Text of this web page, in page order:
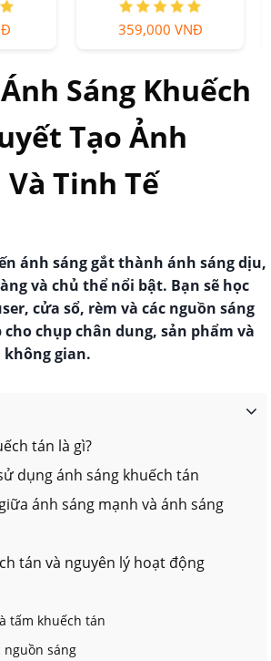
359,000 VNĐ
Sáng Khuếch
Tạo Ảnh
Tinh Tế
ánh sáng gắt thành ánh sáng dịu,
và chủ thể nổi bật. Bạn sẽ học
cửa sổ, rèm và các nguồn sáng
chụp chân dung, sản phẩm và
gian.
tán là gì?
dụng ánh sáng khuếch tán
ánh sáng mạnh và ánh sáng
tán và nguyên lý hoạt động
tấm khuếch tán
nguồn sáng